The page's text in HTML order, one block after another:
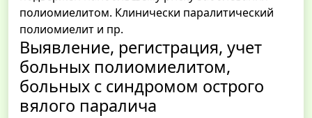
полиомиелитом. Клинически паралитический
полиомиелит и пр.
Выявление, регистрация, учет
больных полиомиелитом,
больных с синдромом острого
вялого паралича